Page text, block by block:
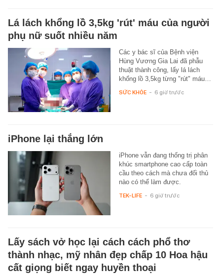
Lá lách khổng lồ 3,5kg 'rút' máu của người
phụ nữ suốt nhiều năm
Các y bác sĩ của Bệnh viện
Hùng Vương Gia Lai đã phẫu
thuật thành công, lấy lá lách
khổng lồ 3,5kg từng "rút" máu…
SỨC KHỎE - 6 giờ trước
iPhone lại thắng lớn
iPhone vẫn đang thống trị phân
khúc smartphone cao cấp toàn
cầu theo cách mà chưa đối thủ
nào có thể làm được.
TEK-LIFE - 6 giờ trước
Lấy sách vở học lại cách cách phổ thơ
thành nhạc, mỹ nhân đẹp chấp 10 Hoa hậu
cất giọng biết ngay huyền thoại